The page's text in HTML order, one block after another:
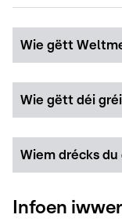
Wie gëtt
Wie gëtt déi
Wiem drécks
Infoen